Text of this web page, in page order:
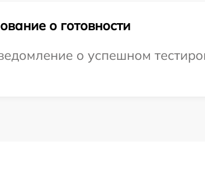
о готовности
о успешном